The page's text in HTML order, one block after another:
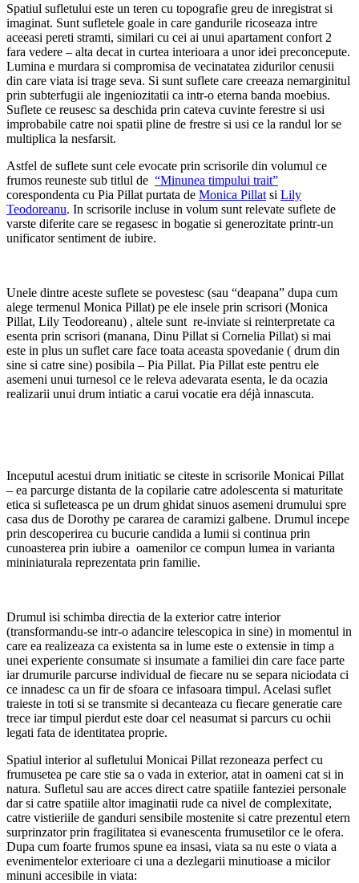
Spatiul sufletului este un teren cu topografie greu de inregistrat si
imaginat. Sunt sufletele goale in care gandurile ricoseaza intre
aceeasi pereti stramti, similari cu cei ai unui apartament confort 2
fara vedere – alta decat in curtea interioara a unor idei preconcepute.
Lumina e murdara si compromisa de vecinatatea zidurilor cenusii
din care viata isi trage seva. Si sunt suflete care creeaza nemarginitul
prin subterfugii ale ingeniozitatii ca intr-o eterna banda moebius.
Suflete ce reusesc sa deschida prin cateva cuvinte ferestre si usi
improbabile catre noi spatii pline de frestre si usi ce la randul lor se
multiplica la nesfarsit.
Astfel de suflete sunt cele evocate prin scrisorile din volumul ce
frumos reuneste sub titlul de “Minunea timpului trait”
corespondenta cu Pia Pillat purtata de Monica Pillat si Lily
Teodoreanu. In scrisorile incluse in volum sunt relevate suflete de
varste diferite care se regasesc in bogatie si generozitate printr-un
unificator sentiment de iubire.
Unele dintre aceste suflete se povestesc (sau “deapana” dupa cum
alege termenul Monica Pillat) pe ele insele prin scrisori (Monica
Pillat, Lily Teodoreanu) , altele sunt re-inviate si reinterpretate ca
esenta prin scrisori (manana, Dinu Pillat si Cornelia Pillat) si mai
este in plus un suflet care face toata aceasta spovedanie ( drum din
sine si catre sine) posibila – Pia Pillat. Pia Pillat este pentru ele
asemeni unui turnesol ce le releva adevarata esenta, le da ocazia
realizarii unui drum intiatic a carui vocatie era déjà innascuta.
Inceputul acestui drum initiatic se citeste in scrisorile Monicai Pillat
– ea parcurge distanta de la copilarie catre adolescenta si maturitate
etica si sufleteasca pe un drum ghidat sinuos asemeni drumului spre
casa dus de Dorothy pe cararea de caramizi galbene. Drumul incepe
prin descoperirea cu bucurie candida a lumii si continua prin
cunoasterea prin iubire a oamenilor ce compun lumea in varianta
mininiaturala reprezentata prin familie.
Drumul isi schimba directia de la exterior catre interior
(transformandu-se intr-o adancire telescopica in sine) in momentul in
care ea realizeaza ca existenta sa in lume este o extensie in timp a
unei experiente consumate si insumate a familiei din care face parte
iar drumurile parcurse individual de fiecare nu se separa niciodata ci
ce innadesc ca un fir de sfoara ce infasoara timpul. Acelasi suflet
traieste in toti si se transmite si decanteaza cu fiecare generatie care
trece iar timpul pierdut este doar cel neasumat si parcurs cu ochii
legati fata de identitatea proprie.
Spatiul interior al sufletului Monicai Pillat rezoneaza perfect cu
frumusetea pe care stie sa o vada in exterior, atat in oameni cat si in
natura. Sufletul sau are acces direct catre spatiile fanteziei personale
dar si catre spatiile altor imaginatii rude ca nivel de complexitate,
catre vistieriile de ganduri sensibile mostenite si catre prezentul etern
surprinzator prin fragilitatea si evanescenta frumusetilor ce le ofera.
Dupa cum foarte frumos spune ea insasi, viata sa nu este o viata a
evenimentelor exterioare ci una a dezlegarii minutioase a micilor
minuni accesibile in viata: